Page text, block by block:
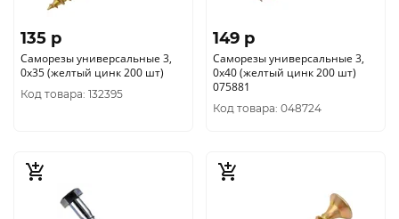
135 p
Саморезы универсальные 3,
0x35 (желтый цинк 200 шт)
Код товара: 132395
149 p
Саморезы универсальные 3,
0x40 (желтый цинк 200 шт)
075881
Код товара: 048724